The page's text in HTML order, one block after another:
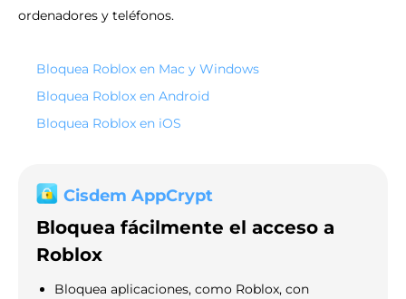
ordenadores y teléfonos.
Bloquea Roblox en Mac y Windows
Bloquea Roblox en Android
Bloquea Roblox en iOS
Cisdem AppCrypt
Bloquea fácilmente el acceso a
Roblox
Bloquea aplicaciones, como Roblox, con